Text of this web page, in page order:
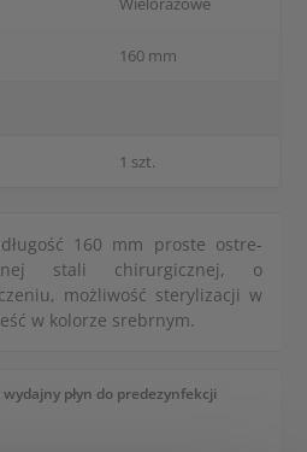
płyn do predezynfekcji
160 mm
1 szt.
160 mm proste ostre-
stali chirurgicznej, o
możliwość sterylizacji w
w kolorze srebrnym.